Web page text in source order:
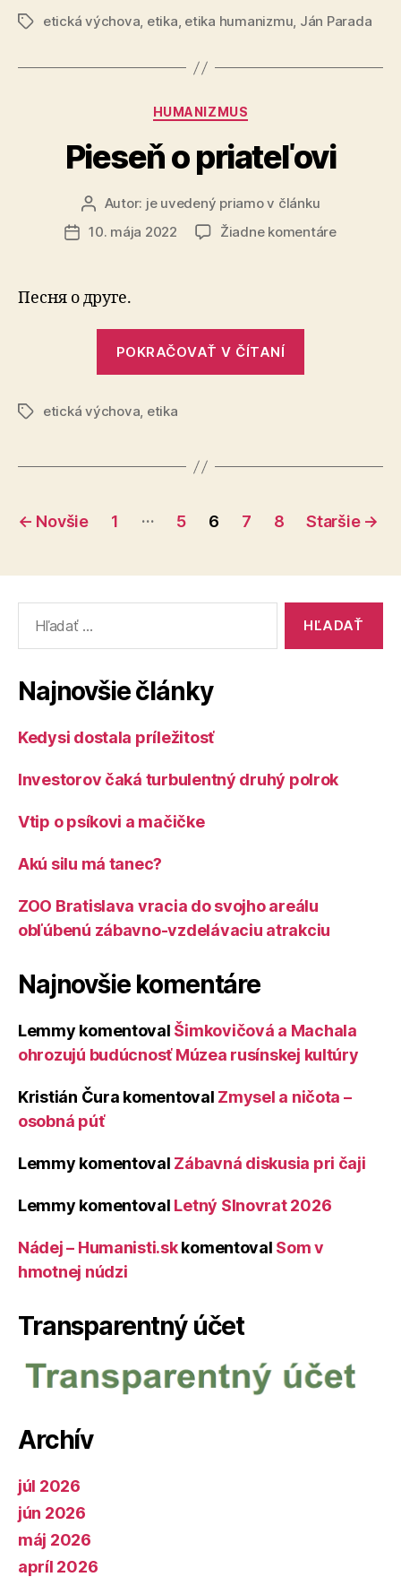
a
Značkyetická výchova, etika, etika humanizmu, Ján Parada
Kategórie
HUMANIZMUS
Pieseň o priateľovi
Autor
článku
Autor: je uvedený priamo v článku
Dátum
10. mája 2022 Žiadne komentárena
Песня о друге.
POKRAČOVAŤ V ČÍTANÍ
Značkyetická výchova, etika
Stránkovanie
← Novšie 1 … 5 6 7 8 Staršie →
Najnovšie články
Kedysi dostala príležitosť
Investorov čaká turbulentný druhý polrok
Vtip o psíkovi a mačičke
Akú silu má tanec?
ZOO Bratislava vracia do svojho areálu
obľúbenú zábavno-vzdelávaciu atrakciu
Najnovšie komentáre
Lemmy komentoval Šimkovičová a Machala
ohrozujú budúcnosť Múzea rusínskej kultúry
Kristián Čura komentoval Zmysel a ničota –
osobná púť
Lemmy komentoval Zábavná diskusia pri čaji
Lemmy komentoval Letný Slnovrat 2026
Nádej – Humanisti.skkomentoval Som v
hmotnej núdzi
Transparentný účet
Archív
júl 2026
jún 2026
máj 2026
apríl 2026